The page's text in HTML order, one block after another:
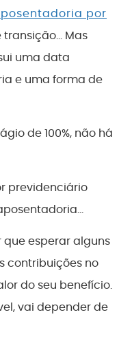
por
transição… Mas
uma data
e uma forma de
de 100%, não há
previdenciário
que esperar alguns
contribuições no
do seu benefício.
vai depender de